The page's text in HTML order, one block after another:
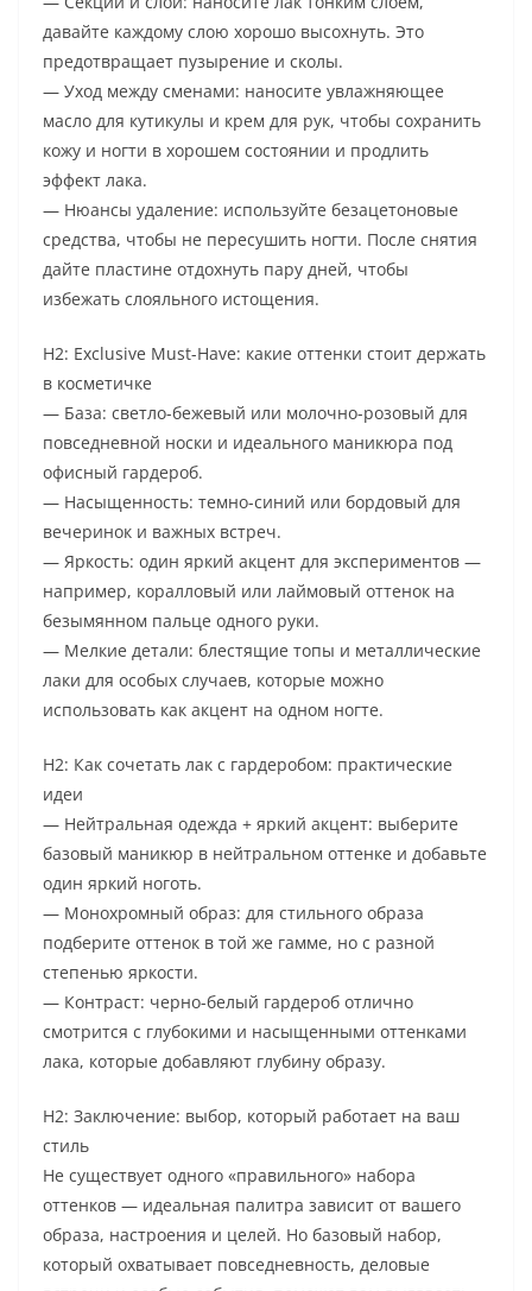
давайте каждому слою хорошо высохнуть. Это
предотвращает пузырение и сколы.
— Уход между сменами: наносите увлажняющее
масло для кутикулы и крем для рук, чтобы сохранить
кожу и ногти в хорошем состоянии и продлить
эффект лака.
— Нюансы удаление: используйте безацетоновые
средства, чтобы не пересушить ногти. После снятия
дайте пластине отдохнуть пару дней, чтобы
избежать слояльного истощения.
H2: Exclusive Must-Have: какие оттенки стоит держать
в косметичке
— База: светло-бежевый или молочно-розовый для
повседневной носки и идеального маникюра под
офисный гардероб.
— Насыщенность: темно-синий или бордовый для
вечеринок и важных встреч.
— Яркость: один яркий акцент для экспериментов —
например, коралловый или лаймовый оттенок на
безымянном пальце одного руки.
— Мелкие детали: блестящие топы и металлические
лаки для особых случаев, которые можно
использовать как акцент на одном ногте.
H2: Как сочетать лак с гардеробом: практические
идеи
— Нейтральная одежда + яркий акцент: выберите
базовый маникюр в нейтральном оттенке и добавьте
один яркий ноготь.
— Монохромный образ: для стильного образа
подберите оттенок в той же гамме, но с разной
степенью яркости.
— Контраст: черно-белый гардероб отлично
смотрится с глубокими и насыщенными оттенками
лака, которые добавляют глубину образу.
H2: Заключение: выбор, который работает на ваш
стиль
Не существует одного «правильного» набора
оттенков — идеальная палитра зависит от вашего
образа, настроения и целей. Но базовый набор,
который охватывает повседневность, деловые